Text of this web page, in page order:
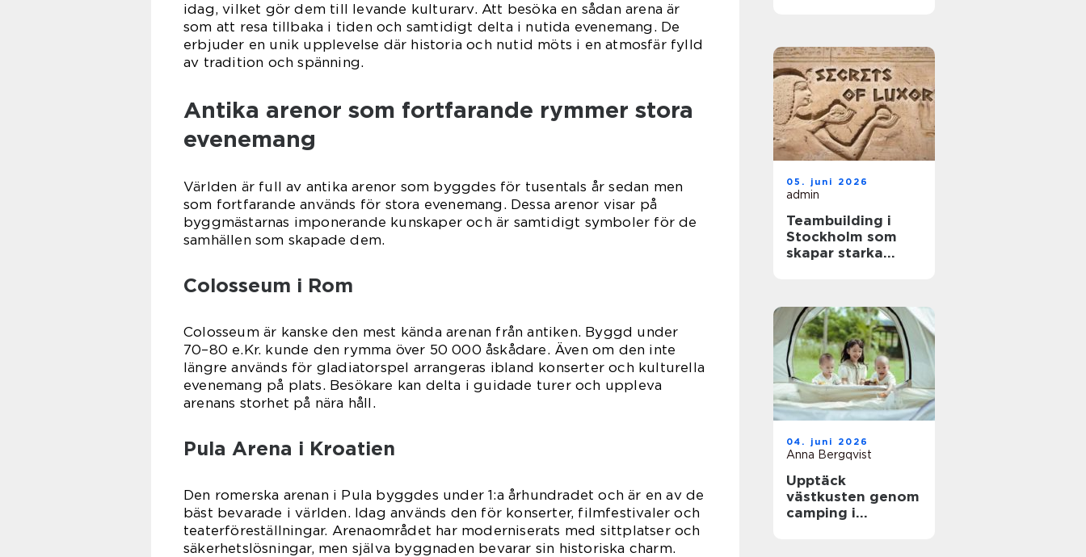
idag, vilket gör dem till levande kulturarv. Att besöka en sådan arena är
som att resa tillbaka i tiden och samtidigt delta i nutida evenemang. De
erbjuder en unik upplevelse där historia och nutid möts i en atmosfär fylld
av tradition och spänning.
Antika arenor som fortfarande rymmer stora
evenemang
Världen är full av antika arenor som byggdes för tusentals år sedan men
som fortfarande används för stora evenemang. Dessa arenor visar på
byggmästarnas imponerande kunskaper och är samtidigt symboler för de
samhällen som skapade dem.
Colosseum i Rom
Colosseum är kanske den mest kända arenan från antiken. Byggd under
70–80 e.Kr. kunde den rymma över 50 000 åskådare. Även om den inte
längre används för gladiatorspel arrangeras ibland konserter och kulturella
evenemang på plats. Besökare kan delta i guidade turer och uppleva
arenans storhet på nära håll.
Pula Arena i Kroatien
Den romerska arenan i Pula byggdes under 1:a århundradet och är en av de
bäst bevarade i världen. Idag används den för konserter, filmfestivaler och
teaterföreställningar. Arenaområdet har moderniserats med sittplatser och
säkerhetslösningar, men själva byggnaden bevarar sin historiska charm.
05. juni 2026
admin
Teambuilding i
Stockholm som
skapar starka
04. juni 2026
Anna Bergqvist
Upptäck
västkusten genom
camping i